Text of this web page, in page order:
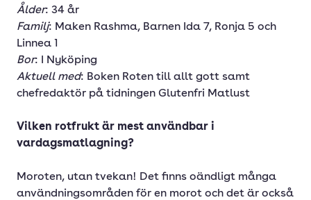
Ålder: 34 år
Familj: Maken Rashma, Barnen Ida 7, Ronja 5 och
Linnea 1
Bor: I Nyköping
Aktuell med: Boken Roten till allt gott samt
chefredaktör på tidningen Glutenfri Matlust
Vilken rotfrukt är mest användbar i
vardagsmatlagning?
Moroten, utan tvekan! Det finns oändligt många
användningsområden för en morot och det är också